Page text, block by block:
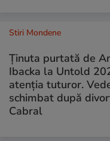
Stiri Mondene
Ținuta purtată de
Ibacka la Untold
atenția tuturor.
schimbat după
Cabral